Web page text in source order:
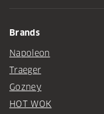
Brands
Napoleon
Traeger
Gozney
HOT WOK